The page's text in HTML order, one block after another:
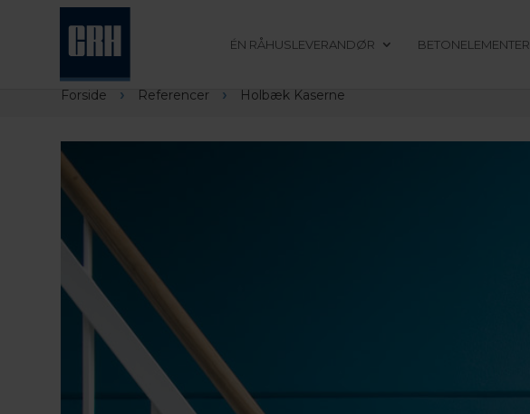
ÉN RÅHUSLEVERANDØR BETONELEMENTER
Forside › Referencer › Holbæk Kaserne